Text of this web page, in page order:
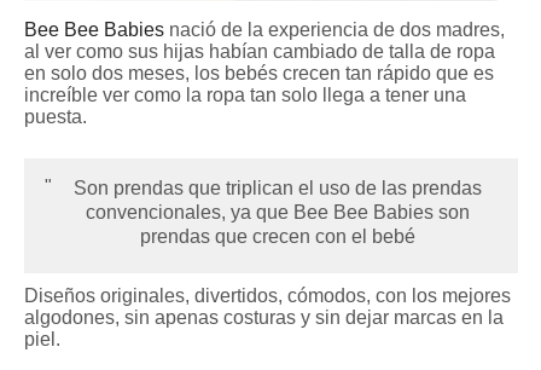
Bee Bee Babies nació de la experiencia de dos madres,
al ver como sus hijas habían cambiado de talla de ropa
en solo dos meses, los bebés crecen tan rápido que es
increíble ver como la ropa tan solo llega a tener una
puesta.
Son prendas que triplican el uso de las prendas
convencionales, ya que Bee Bee Babies son
prendas que crecen con el bebé
Diseños originales, divertidos, cómodos, con los mejores
algodones, sin apenas costuras y sin dejar marcas en la
piel.